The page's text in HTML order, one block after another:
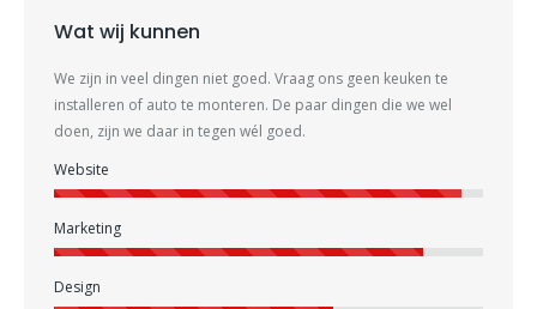
Wat wij kunnen
We zijn in veel dingen niet goed. Vraag ons geen keuken te
installeren of auto te monteren. De paar dingen die we wel
doen, zijn we daar in tegen wél goed.
Website
Marketing
Design